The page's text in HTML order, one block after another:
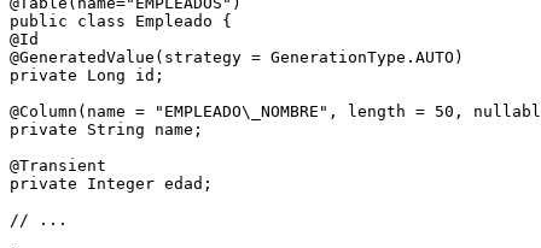
public
class Empleado
@Id
@GeneratedValue(strategy = GenerationType.AUTO)
private Long id;
@Column(name = "EMPLEADO\_NOMBRE", length = 50,
private String name;
@Transient
private Integer edad;
// ...